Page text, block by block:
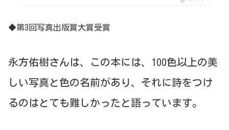
◆第3回写真出版賞大賞受賞
永方佑樹さんは、この本には、100色以上の美
しい写真と色の名前があり、それに詩をつけ
るのはとても難しかったと語っています。